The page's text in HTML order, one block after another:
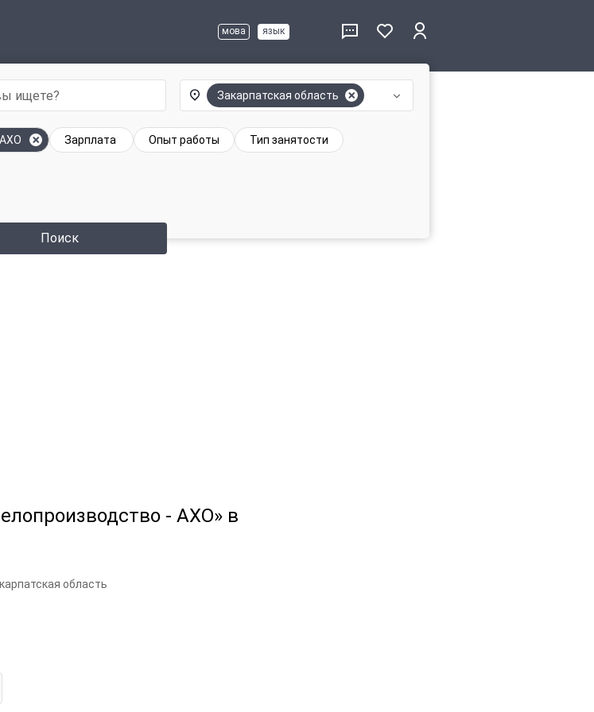
мова язык
Закарпатская область
Поиск
Зарплата Опыт работы Тип занятости
- АХО» в
область